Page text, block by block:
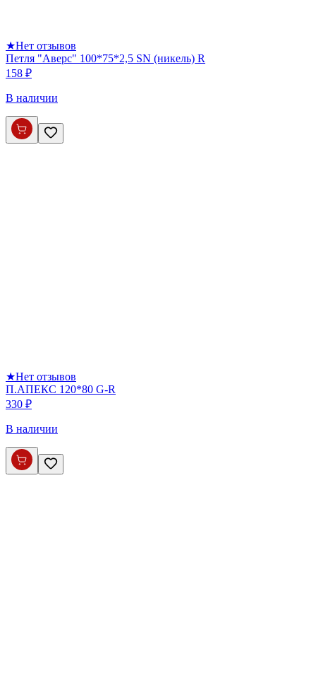
★Нет отзывов
Петля "Аверс" 100*75*2,5 SN (никель) R
158 ₽
В наличии
★Нет отзывов
П.АПЕКС 120*80 G-R
330 ₽
В наличии